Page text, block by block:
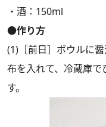
・酒：150ml
●作り方
(1)［前日］ボウルに
布を入れて、冷蔵庫
す。